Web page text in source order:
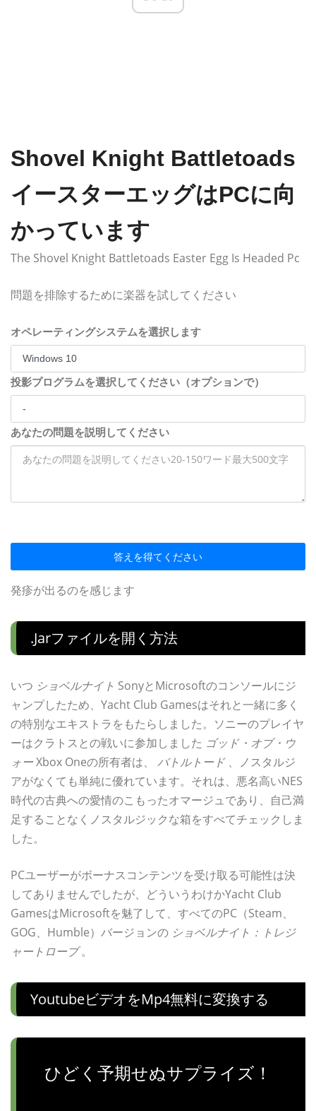
Shovel Knight Battletoads
イースターエッグはPCに向
かっています
The Shovel Knight Battletoads Easter Egg Is Headed Pc
問題を排除するために楽器を試してください
オペレーティングシステムを選択します
投影プログラムを選択してください（オプションで）
あなたの問題を説明してください
答えを得てください
発疹が出るのを感じます
.jarファイルを開く方法
いつ ショベルナイト SonyとMicrosoftのコンソールにジ
ャンプしたため、Yacht Club Gamesはそれと一緒に多く
の特別なエキストラをもたらしました。ソニーのプレイヤ
ーはクラトスとの戦いに参加しました ゴッド・オブ・ウ
ォーXbox Oneの所有者は、 バトルトード、ノスタルジ
アがなくても単純に優れています。それは、悪名高いNES
時代の古典への愛情のこもったオマージュであり、自己満
足することなくノスタルジックな箱をすべてチェックしま
した。
PCユーザーがボーナスコンテンツを受け取る可能性は決
してありませんでしたが、どういうわけかYacht Club
GamesはMicrosoftを魅了して、すべてのPC（Steam、
GOG、Humble）バージョンの ショベルナイト：トレジ
ャートローブ。
Youtubeビデオをmp4無料に変換する
ひどく予期せぬサプライズ！